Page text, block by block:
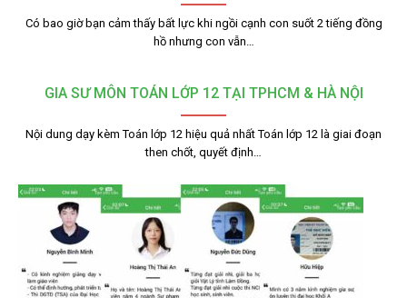
Có bao giờ bạn cảm thấy bất lực khi ngồi cạnh con suốt 2 tiếng đồng
hồ nhưng con vẫn…
GIA SƯ MÔN TOÁN LỚP 12 TẠI TPHCM & HÀ NỘI
Nội dung dạy kèm Toán lớp 12 hiệu quả nhất Toán lớp 12 là giai đoạn
then chốt, quyết định…